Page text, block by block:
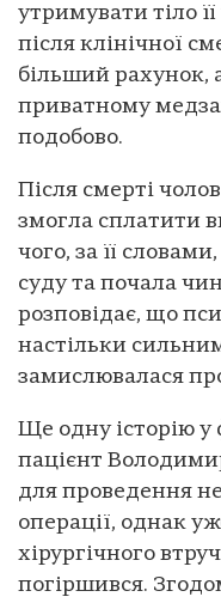
утримувати тіло
після клінічної
більший рахунок,
приватному
подобово.
Після смерті
змогла сплатити
чого, за її
суду та почала
розповідає, що
настільки
замислювалася
Ще одну історію у
пацієнт
для проведення
операції, однак
хірургічного
погіршився.